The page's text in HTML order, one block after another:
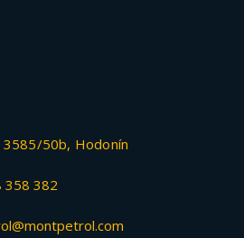
3585/50b, Hodonín
358 382